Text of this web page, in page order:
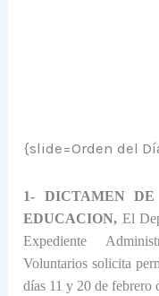
{slide=Orden del
1- DICTAMEN
EDUCACION, El
Expediente
Voluntarios solicita
días 11 y 20 de febrero